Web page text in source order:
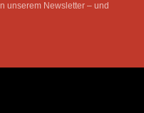
unserem Newsletter – und